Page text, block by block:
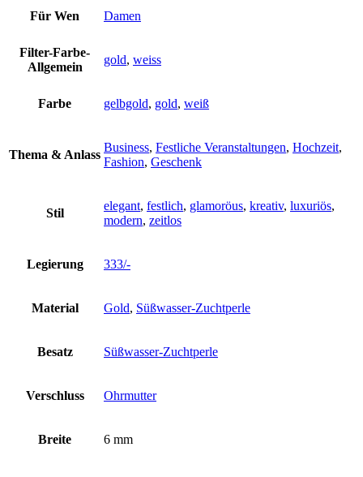
Für Wen Damen
Filter-Farbe-
Allgemein
gold, weiss
Farbe gelbgold, gold, weiß
Thema & Anlass
Business, Festliche Veranstaltungen, Hochzeit,
Fashion, Geschenk
Stil
elegant, festlich, glamoröus, kreativ, luxuriös,
modern, zeitlos
Legierung 333/-
Material Gold, Süßwasser-Zuchtperle
Besatz Süßwasser-Zuchtperle
Verschluss Ohrmutter
Breite 6 mm